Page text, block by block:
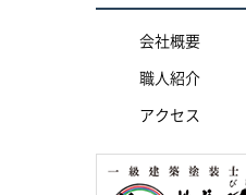
会社概要
職人紹介
アクセス